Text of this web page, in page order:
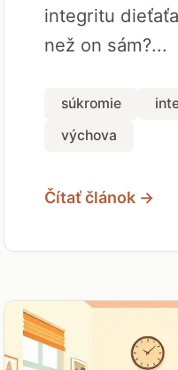
integritu
než on sám?...
súkromie
výchova
Čítať článok →